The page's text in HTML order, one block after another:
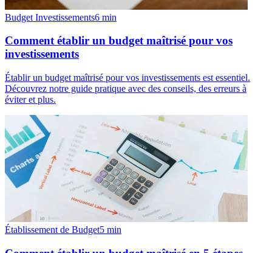
Budget Investissements6 min
Comment établir un budget maîtrisé pour vos
investissements
Établir un budget maîtrisé pour vos investissements est essentiel.
Découvrez notre guide pratique avec des conseils, des erreurs à
éviter et plus.
Établissement de Budget5 min